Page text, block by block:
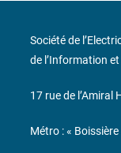
Société de
de l’Information
17 rue de l’Amiral
Métro : «